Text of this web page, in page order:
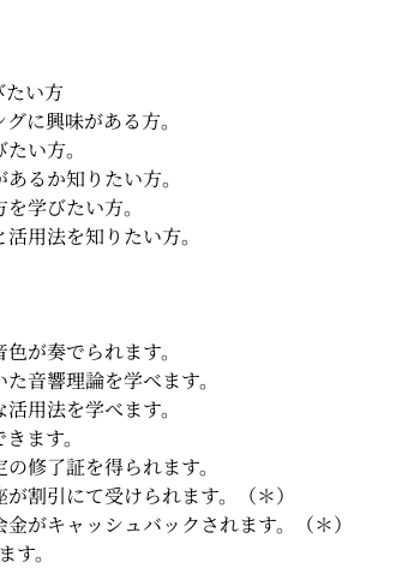
たい方
に興味がある方。
い方。
るか知りたい方。
学びたい方。
用法を知りたい方。
が奏でられます。
音響理論を学べます。
用法を学べます。
ます。
修了証を得られます。
割引にて受けられます。（＊）
金がキャッシュバックされます。（＊）
。